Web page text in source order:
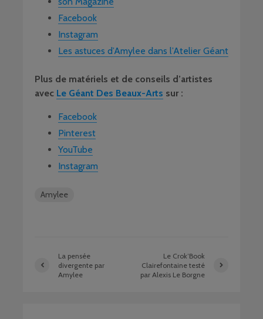
Facebook
Instagram
Les astuces d’Amylee dans l’Atelier Géant
Plus de matériels et de conseils d’artistes
avec Le Géant Des Beaux-Arts sur :
Facebook
Pinterest
YouTube
Instagram
Amylee
La pensée
divergente par
Amylee
Le Crok’Book
Clairefontaine testé
par Alexis Le Borgne